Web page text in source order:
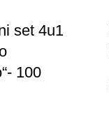
set 4u1
100